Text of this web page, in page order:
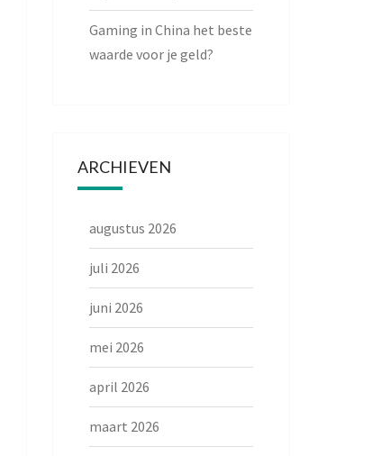
Gaming in China het beste
waarde voor je geld?
ARCHIEVEN
augustus 2026
juli 2026
juni 2026
mei 2026
april 2026
maart 2026